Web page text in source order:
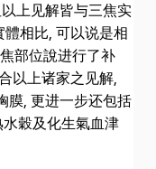
上见解皆与三焦实
相比, 可以说是相
部位說进行了补
以上诸家之见解,
膜, 更进一步还包括
水穀及化生氣血津